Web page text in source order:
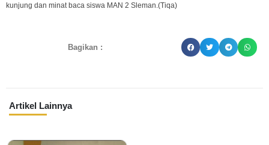
kunjung dan minat baca siswa MAN 2 Sleman.(Tiqa)
Bagikan :
Artikel Lainnya